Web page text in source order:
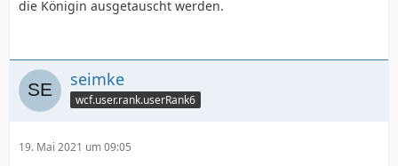
die Königin ausgetauscht werden.
seimke
wcf.user.rank.userRank6
19. Mai 2021 um 09:05